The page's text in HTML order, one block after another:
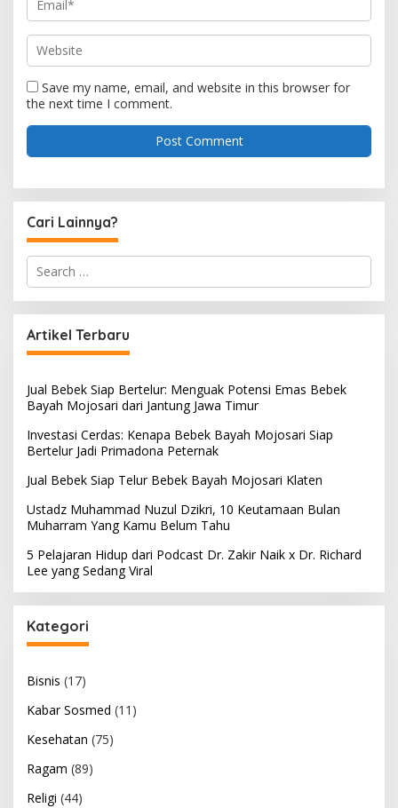
Save my name, email, and website in this browser for
the next time I comment.
Cari Lainnya?
S
r
c
h
f
r
:
Artikel Terbaru
Jual Bebek Siap Bertelur: Menguak Potensi Emas Bebek
Bayah Mojosari dari Jantung Jawa Timur
Investasi Cerdas: Kenapa Bebek Bayah Mojosari Siap
Bertelur Jadi Primadona Peternak
Jual Bebek Siap Telur Bebek Bayah Mojosari Klaten
Ustadz Muhammad Nuzul Dzikri, 10 Keutamaan Bulan
Muharram Yang Kamu Belum Tahu
5 Pelajaran Hidup dari Podcast Dr. Zakir Naik x Dr. Richard
Lee yang Sedang Viral
Kategori
Bisnis (17)
Kabar Sosmed (11)
Kesehatan (75)
Ragam (89)
Religi (44)